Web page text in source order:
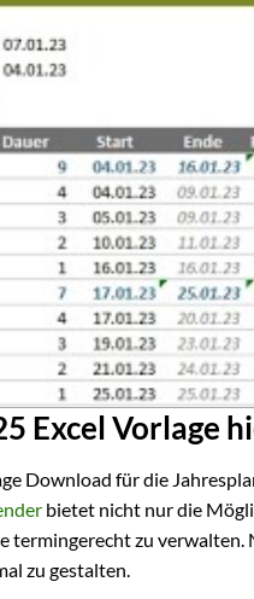
Excel Vorlage
Download für die
bietet nicht nur die
termingerecht zu
zu gestalten.